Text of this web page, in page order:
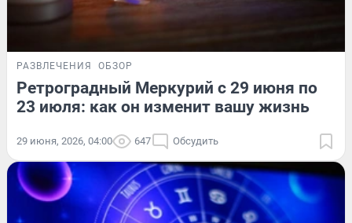
РАЗВЛЕЧЕНИЯ ОБЗОР
Ретроградный Меркурий с 29 июня по
23 июля: как он изменит вашу жизнь
29 июня, 2026, 04:00 647 Обсудить